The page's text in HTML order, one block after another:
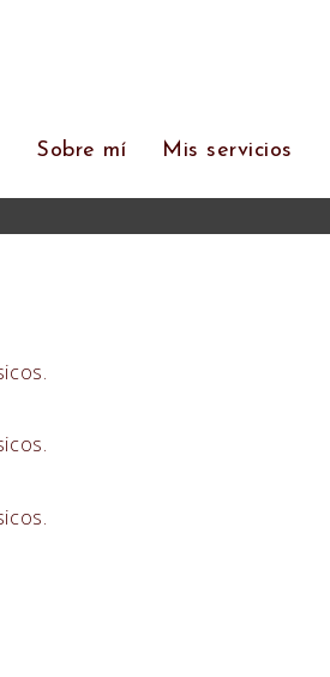
Sobre mí Mis servicios